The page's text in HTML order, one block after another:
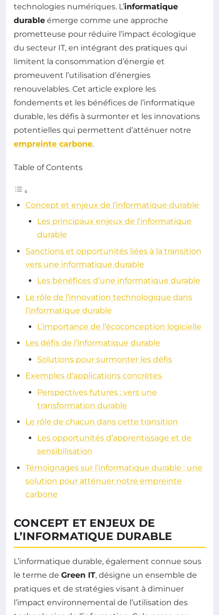
technologies numériques. L’informatique
durable émerge comme une approche
prometteuse pour réduire l’impact écologique
du secteur IT, en intégrant des pratiques qui
limitent la consommation d’énergie et
promeuvent l’utilisation d’énergies
renouvelables. Cet article explore les
fondements et les bénéfices de l’informatique
durable, les défis à surmonter et les innovations
potentielles qui permettent d’atténuer notre
empreinte carbone.
Table of Contents
Concept et enjeux de l’informatique durable
Les principaux enjeux de l’informatique
durable
Sanctions et opportunités liées à la transition
vers une informatique durable
Les bénéfices d’une informatique durable
Le rôle de l’innovation technologique dans
l’informatique durable
L’importance de l’écoconception logicielle
Les défis de l’informatique durable
Solutions pour surmonter les défis
Exemples d’applications concrètes
Perspectives futures : vers une
transformation durable
Le rôle de chacun dans cette transition
Les opportunités d’apprentissage et de
sensibilisation
Témoignages sur l’informatique durable : une
solution pour atténuer notre empreinte
carbone
CONCEPT ET ENJEUX DE
L’INFORMATIQUE DURABLE
L’informatique durable, également connue sous
le terme de Green IT, désigne un ensemble de
pratiques et de stratégies visant à diminuer
l’impact environnemental de l’utilisation des